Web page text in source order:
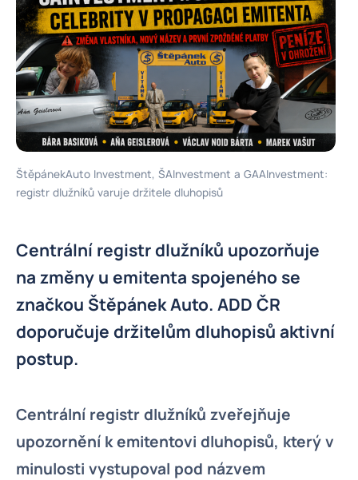
ŠtěpánekAuto Investment, ŠAInvestment a GAAInvestment:
registr dlužníků varuje držitele dluhopisů
Centrální registr dlužníků upozorňuje
na změny u emitenta spojeného se
značkou Štěpánek Auto. ADD ČR
doporučuje držitelům dluhopisů aktivní
postup.
Centrální registr dlužníků zveřejňuje
upozornění k emitentovi dluhopisů, který v
minulosti vystupoval pod názvem